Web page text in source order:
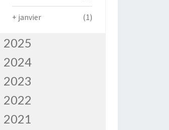
+ janvier (1)
2025
2024
2023
2022
2021